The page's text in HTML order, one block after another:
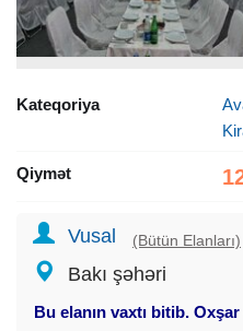
Kateqoriya
Qiymət
Vusal (Bütün Elanları)
Bakı şəhəri
Bu elanın vaxtı bitib.